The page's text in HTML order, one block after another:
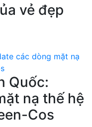
vẻ đẹp
Quốc:
nạ thế hệ
Cos